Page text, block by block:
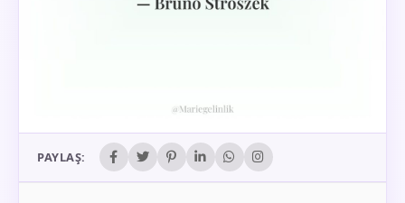
PAYLAŞ: